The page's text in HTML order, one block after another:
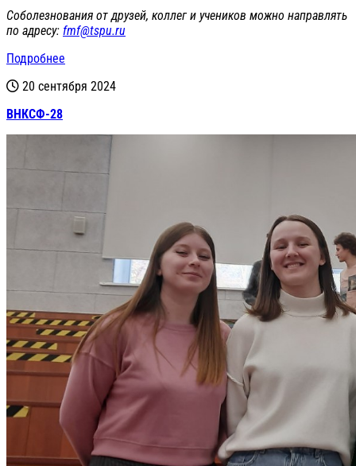
Соболезнования от друзей, коллег и учеников можно направлять
по адресу: fmf@tspu.ru
Подробнее
20 сентября 2024
ВНКСФ-28